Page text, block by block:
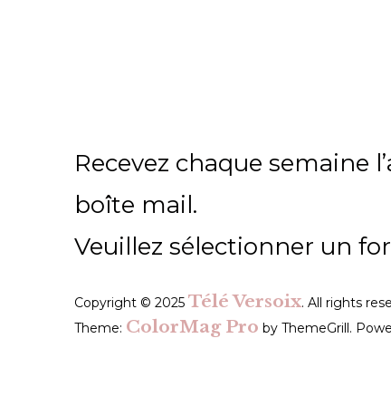
Recevez chaque
boîte mail.
Veuillez sélectionner un
Copyright © 2025 Télé Versoix. All rights
Theme: ColorMag Pro by ThemeGrill.